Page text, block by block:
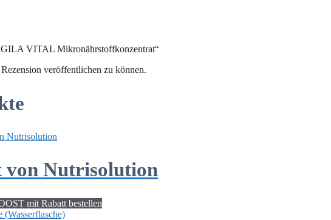
VITAL Mikronährstoffkonzentrat“
veröffentlichen zu können.
von Nutrisolution
mit Rabatt bestellen